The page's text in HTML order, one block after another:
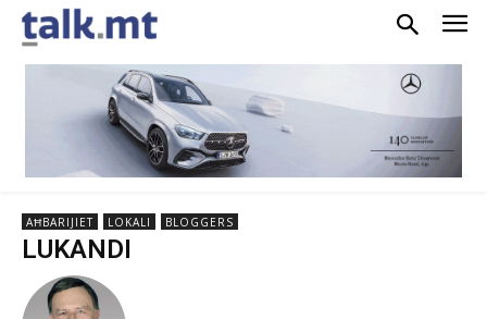
AĦBARIJIET LOKALI BLOGGERS
LUKANDI